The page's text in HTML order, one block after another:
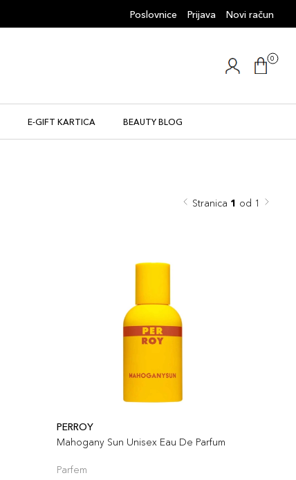
Poslovnice Prijava Novi račun
0
E-GIFT KARTICA BEAUTY BLOG
Stranica 1 od 1
PERROY
Mahogany Sun Unisex Eau De Parfum
Parfem